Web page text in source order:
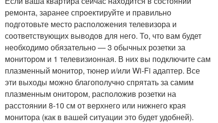
ремонта, заранее спроектируйте и правильно
подготовьте место расположения телевизора и
соответствующих выводов для него. То, что вам будет
необходимо обязательно — 3 обычных розетки за
монитором и 1 телевизионная. В них вы подключите сам
плазменный монитор, тюнер и/или Wi-Fi адаптер. Все
эти выходы можно благополучно спрятать за самим
плазменным онитором, расположив розетки на
расстоянии 8-10 см от верхнего или нижнего края
монитора (как в вашей ситуации это будет удобней).